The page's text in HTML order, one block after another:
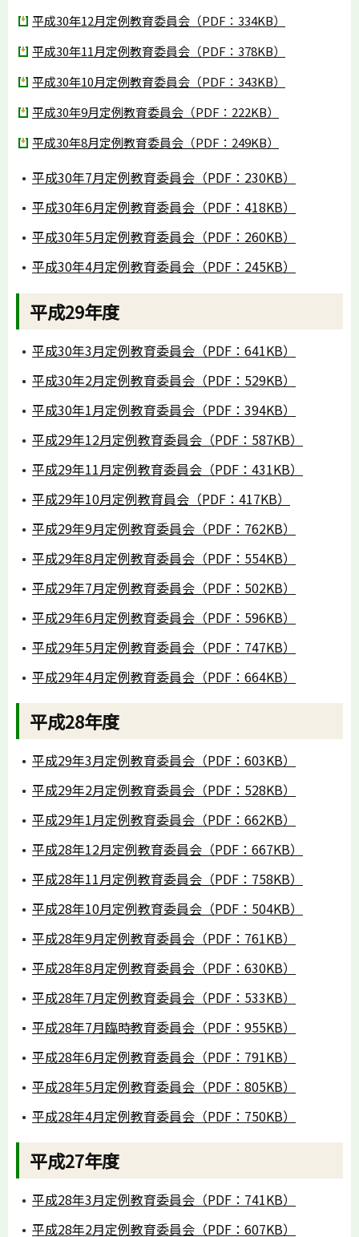
平成30年12月定例教育委員会（PDF：334KB）
平成30年11月定例教育委員会（PDF：378KB）
平成30年10月定例教育委員会（PDF：343KB）
平成30年9月定例教育委員会（PDF：222KB）
平成30年8月定例教育委員会（PDF：249KB）
平成30年7月定例教育委員会（PDF：230KB）
平成30年6月定例教育委員会（PDF：418KB）
平成30年5月定例教育委員会（PDF：260KB）
平成30年4月定例教育委員会（PDF：245KB）
平成29年度
平成30年3月定例教育委員会（PDF：641KB）
平成30年2月定例教育委員会（PDF：529KB）
平成30年1月定例教育委員会（PDF：394KB）
平成29年12月定例教育委員会（PDF：587KB）
平成29年11月定例教育委員会（PDF：431KB）
平成29年10月定例教育員会（PDF：417KB）
平成29年9月定例教育委員会（PDF：762KB）
平成29年8月定例教育委員会（PDF：554KB）
平成29年7月定例教育委員会（PDF：502KB）
平成29年6月定例教育委員会（PDF：596KB）
平成29年5月定例教育委員会（PDF：747KB）
平成29年4月定例教育委員会（PDF：664KB）
平成28年度
平成29年3月定例教育委員会（PDF：603KB）
平成29年2月定例教育委員会（PDF：528KB）
平成29年1月定例教育委員会（PDF：662KB）
平成28年12月定例教育委員会（PDF：667KB）
平成28年11月定例教育委員会（PDF：758KB）
平成28年10月定例教育委員会（PDF：504KB）
平成28年9月定例教育委員会（PDF：761KB）
平成28年8月定例教育委員会（PDF：630KB）
平成28年7月定例教育委員会（PDF：533KB）
平成28年7月臨時教育委員会（PDF：955KB）
平成28年6月定例教育委員会（PDF：791KB）
平成28年5月定例教育委員会（PDF：805KB）
平成28年4月定例教育委員会（PDF：750KB）
平成27年度
平成28年3月定例教育委員会（PDF：741KB）
平成28年2月定例教育委員会（PDF：607KB）